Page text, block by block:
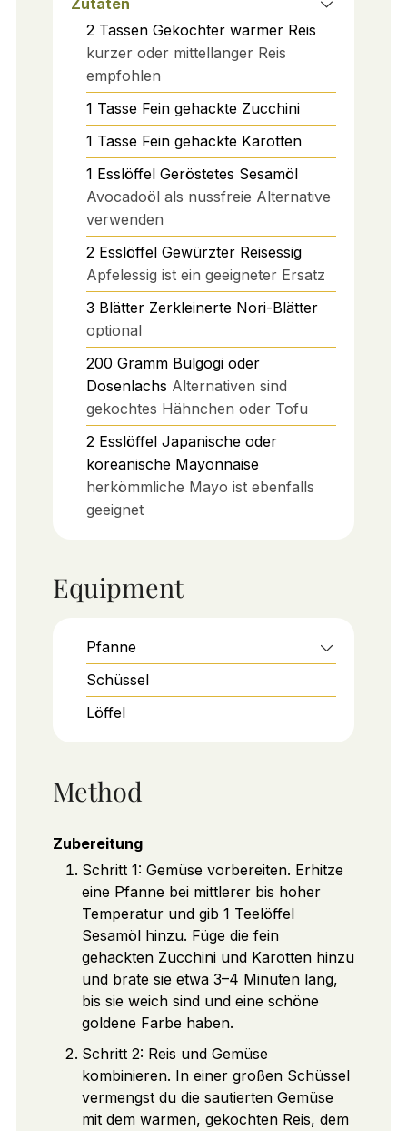
2 Tassen Gekochter warmer Reis
kurzer oder mittellanger Reis
empfohlen
1 Tasse Fein gehackte Zucchini
1 Tasse Fein gehackte Karotten
1 Esslöffel Geröstetes Sesamöl
Avocadoöl als nussfreie Alternative
verwenden
2 Esslöffel Gewürzter Reisessig
Apfelessig ist ein geeigneter Ersatz
3 Blätter Zerkleinerte Nori-Blätter
optional
200 Gramm Bulgogi oder
Dosenlachs Alternativen sind
gekochtes Hähnchen oder Tofu
2 Esslöffel Japanische oder
koreanische Mayonnaise
herkömmliche Mayo ist ebenfalls
geeignet
Equipment
Pfanne
Schüssel
Löffel
Method
Zubereitung
Schritt 1: Gemüse vorbereiten. Erhitze
eine Pfanne bei mittlerer bis hoher
Temperatur und gib 1 Teelöffel
Sesamöl hinzu. Füge die fein
gehackten Zucchini und Karotten hinzu
und brate sie etwa 3–4 Minuten lang,
bis sie weich sind und eine schöne
goldene Farbe haben.
Schritt 2: Reis und Gemüse
kombinieren. In einer großen Schüssel
vermengst du die sautierten Gemüse
mit dem warmen, gekochten Reis, dem